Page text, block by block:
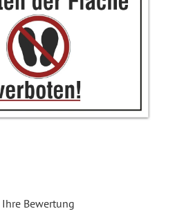
Ihre Bewertung